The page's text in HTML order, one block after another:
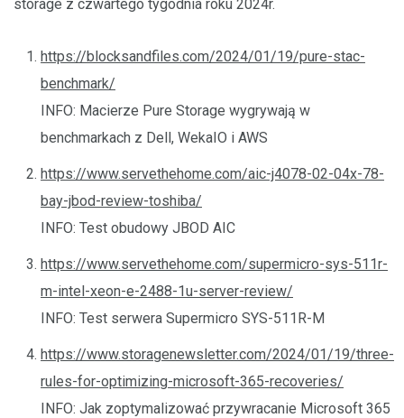
storage z czwartego tygodnia roku 2024r.
https://blocksandfiles.com/2024/01/19/pure-stac-
benchmark/
INFO: Macierze Pure Storage wygrywają w
benchmarkach z Dell, WekaIO i AWS
https://www.servethehome.com/aic-j4078-02-04x-78-
bay-jbod-review-toshiba/
INFO: Test obudowy JBOD AIC
https://www.servethehome.com/supermicro-sys-511r-
m-intel-xeon-e-2488-1u-server-review/
INFO: Test serwera Supermicro SYS-511R-M
https://www.storagenewsletter.com/2024/01/19/three-
rules-for-optimizing-microsoft-365-recoveries/
INFO: Jak zoptymalizować przywracanie Microsoft 365